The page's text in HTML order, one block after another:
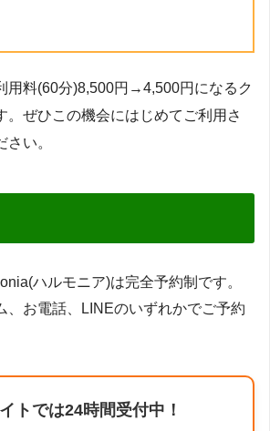
用料(60分)8,500円→4,500円になるク
。ぜひこの機会にはじめてご利用さ
い。
ハルモニア)は完全予約制です。
、お電話、LINEのいずれかでご予約
トでは24時間受付中！